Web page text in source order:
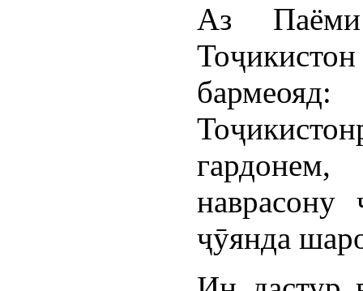
Аз Паёми
наврасону
ҷӯянда